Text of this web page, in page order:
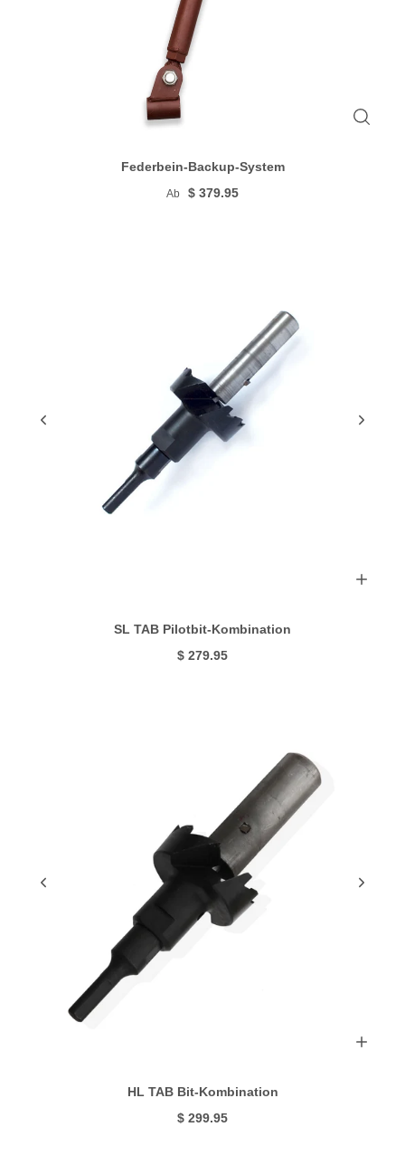
Federbein-Backup-System
Ab $ 379.95
SL TAB Pilotbit-Kombination
$ 279.95
HL TAB Bit-Kombination
$ 299.95